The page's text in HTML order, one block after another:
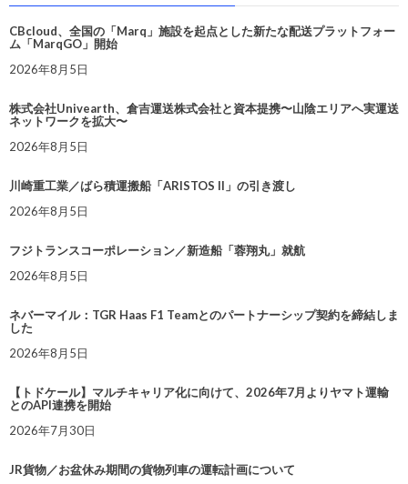
CBcloud、全国の「Marq」施設を起点とした新たな配送プラットフォー
ム「MarqGO」開始
2026年8月5日
株式会社Univearth、倉吉運送株式会社と資本提携〜山陰エリアへ実運送
ネットワークを拡大〜
2026年8月5日
川崎重工業／ばら積運搬船「ARISTOS II」の引き渡し
2026年8月5日
フジトランスコーポレーション／新造船「蓉翔丸」就航
2026年8月5日
ネバーマイル：TGR Haas F1 Teamとのパートナーシップ契約を締結しま
した
2026年8月5日
【トドケール】マルチキャリア化に向けて、2026年7月よりヤマト運輸
とのAPI連携を開始
2026年7月30日
JR貨物／お盆休み期間の貨物列車の運転計画について